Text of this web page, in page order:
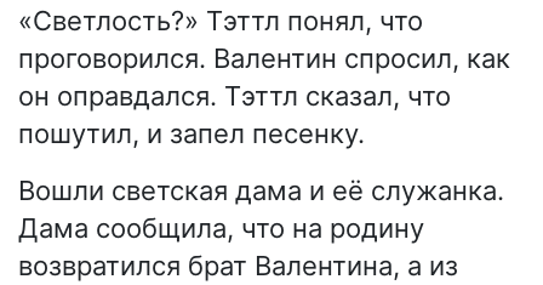
«Светлость?» Тэттл понял, что
проговорился. Валентин спросил, как
он оправдался. Тэттл сказал, что
пошутил, и запел песенку.
Вошли светская дама и её служанка.
Дама сообщила, что на родину
возвратился брат Валентина, а из